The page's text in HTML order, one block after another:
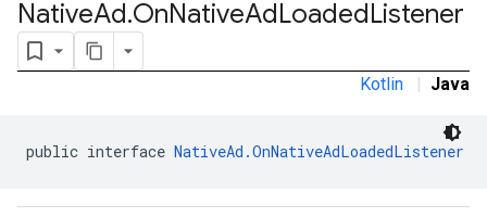
NativeAd.OnNativeAdLoadedListener
Kotlin | Java
public interface NativeAd.OnNativeAdLoadedListener